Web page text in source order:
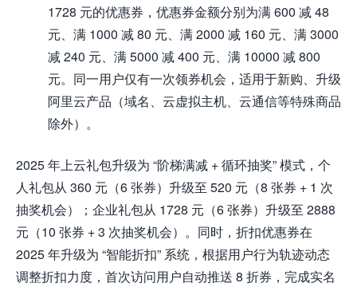
1728 元的优惠券，优惠券金额分别为满 600 减 48
元、满 1000 减 80 元、满 2000 减 160 元、满 3000
减 240 元、满 5000 减 400 元、满 10000 减 800
元。同一用户仅有一次领券机会，适用于新购、升级
阿里云产品（域名、云虚拟主机、云通信等特殊商品
除外）。
2025 年上云礼包升级为 “阶梯满减 + 循环抽奖” 模式，个
人礼包从 360 元（6 张券）升级至 520 元（8 张券 + 1 次
抽奖机会）；企业礼包从 1728 元（6 张券）升级至 2888
元（10 张券 + 3 次抽奖机会）。同时，折扣优惠券在
2025 年升级为 “智能折扣” 系统，根据用户行为轨迹动态
调整折扣力度，首次访问用户自动推送 8 折券，完成实名